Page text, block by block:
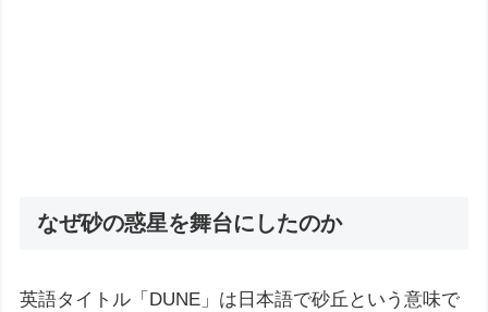
なぜ砂の惑星を舞台にしたのか
英語タイトル「DUNE」は日本語で砂丘という意味で